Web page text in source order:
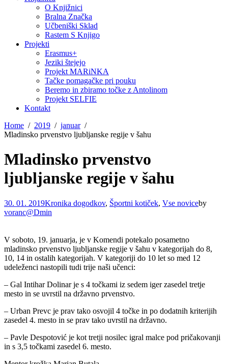
O Knjižnici
Bralna Značka
Učbeniški Sklad
Rastem S Knjigo
Projekti
Erasmus+
Jeziki štejejo
Projekt MARiNKA
Tačke pomagačke pri pouku
Beremo in zbiramo točke z Antolinom
Projekt SELFIE
Kontakt
Home
2019
januar
Mladinsko prvenstvo ljubljanske regije v šahu
Mladinsko prvenstvo
ljubljanske regije v šahu
30. 01. 2019Kronika dogodkov, Športni kotiček, Vse noviceby
voranc@Dmin
V soboto, 19. januarja, je v Komendi potekalo posametno
mladinsko prvenstvo ljubljanske regije v šahu v kategorijah do 8,
10, 14 in ostalih kategorijah. V kategoriji do 10 let so med 12
udeleženci nastopili tudi trije naši učenci:
– Gal Intihar Dolinar je s 4 točkami iz sedem iger zasedel tretje
mesto in se uvrstil na državno prvenstvo.
– Urban Prevc je prav tako osvojil 4 točke in po dodatnih kriterijih
zasedel 4. mesto in se prav tako uvrstil na državno.
– Pavle Despotović je kot tretji nosilec igral malce pod pričakovanji
in s 3,5 točkami zasedel 6. mesto.